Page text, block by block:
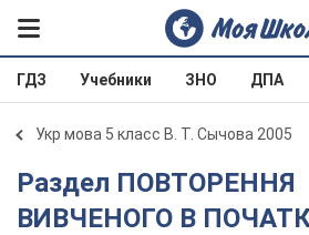
ГДЗ Учебники ЗНО ДПА
Укр мова 5 класс В. Т. Сычова 2005
Раздел ПОВТОРЕННЯ
ВИВЧЕНОГО В